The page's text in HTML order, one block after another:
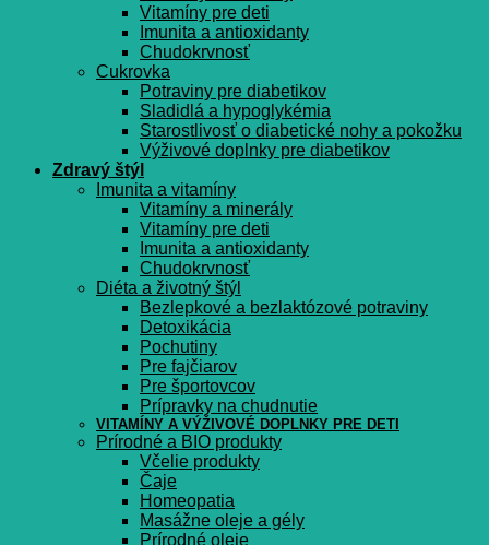
Vitamíny pre deti
Imunita a antioxidanty
Chudokrvnosť
Cukrovka
Potraviny pre diabetikov
Sladidlá a hypoglykémia
Starostlivosť o diabetické nohy a pokožku
Výživové doplnky pre diabetikov
Zdravý štýl
Imunita a vitamíny
Vitamíny a minerály
Vitamíny pre deti
Imunita a antioxidanty
Chudokrvnosť
Diéta a životný štýl
Bezlepkové a bezlaktózové potraviny
Detoxikácia
Pochutiny
Pre fajčiarov
Pre športovcov
Prípravky na chudnutie
VITAMÍNY A VÝŽIVOVÉ DOPLNKY PRE DETI
Prírodné a BIO produkty
Včelie produkty
Čaje
Homeopatia
Masážne oleje a gély
Prírodné oleje